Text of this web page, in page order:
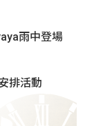
雨中登場
排活動